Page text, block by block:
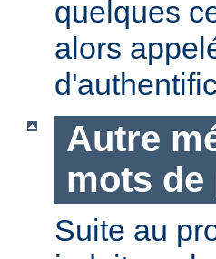
quelques
alors
Autre
mots de
Suite au